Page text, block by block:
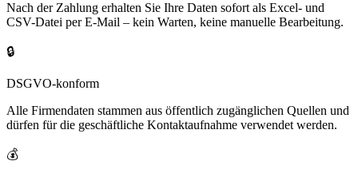
Nach der Zahlung erhalten Sie Ihre Daten sofort als Excel- und
CSV-Datei per E-Mail – kein Warten, keine manuelle Bearbeitung.
🔒
DSGVO-konform
Alle Firmendaten stammen aus öffentlich zugänglichen Quellen und
dürfen für die geschäftliche Kontaktaufnahme verwendet werden.
💰